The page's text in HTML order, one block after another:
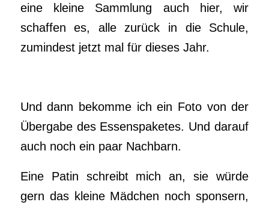
eine kleine Sammlung auch hier, wir
schaffen es, alle zurück in die Schule,
zumindest jetzt mal für dieses Jahr.
Und dann bekomme ich ein Foto von der
Übergabe des Essenspaketes. Und darauf
auch noch ein paar Nachbarn.
Eine Patin schreibt mich an, sie würde
gern das kleine Mädchen noch sponsern,